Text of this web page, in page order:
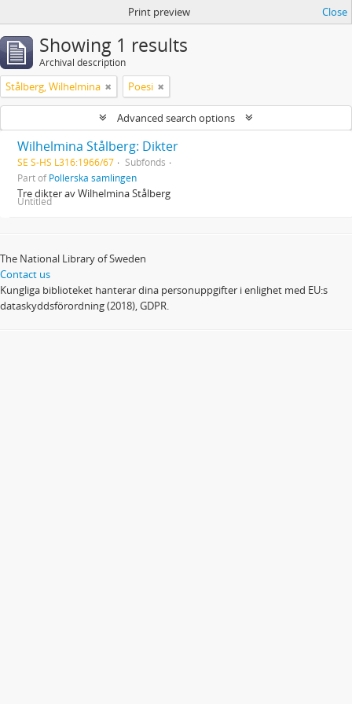
Print preview Close
Showing 1 results
Archival description
Stålberg, Wilhelmina Poesi
Advanced search options
Wilhelmina Stålberg: Dikter
SE S-HS L316:1966/67
Subfonds
Part ofPollerska samlingen
Tre dikter av Wilhelmina Stålberg
Untitled
The National Library of Sweden
Contact us
Kungliga biblioteket hanterar dina personuppgifter i enlighet med EU:s
dataskyddsförordning (2018), GDPR.